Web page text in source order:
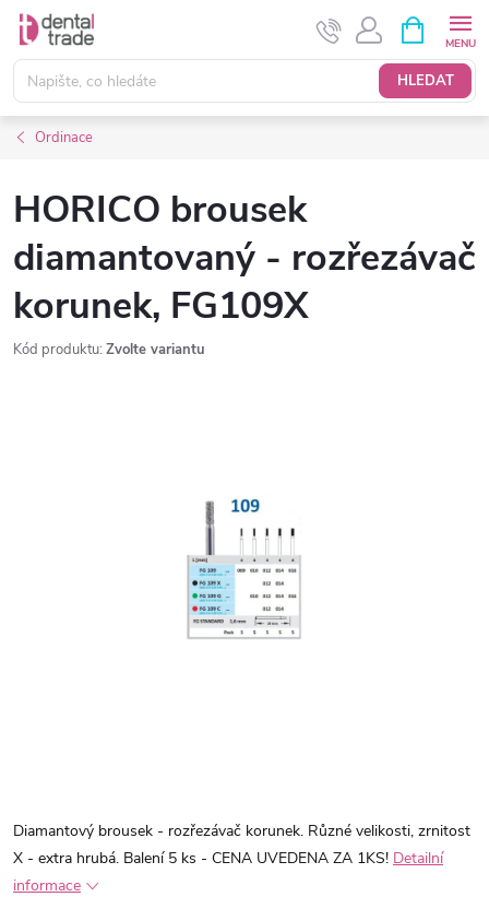
Přejít
obsah
HLEDAT
NÁKUPNÍ
KOŠÍK
Ordinace
HORICO brousek
diamantovaný - rozřezávač
korunek, FG109X
Kód produktu: Zvolte variantu
Diamantový brousek - rozřezávač korunek. Různé velikosti, zrnitost
X - extra hrubá. Balení 5 ks - CENA UVEDENA ZA 1KS! Detailní
informace